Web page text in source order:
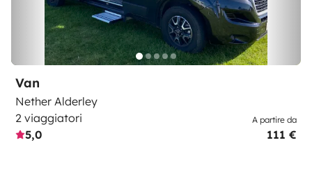
Van
Nether Alderley
2 viaggiatori
5,0
A partire da
111 €